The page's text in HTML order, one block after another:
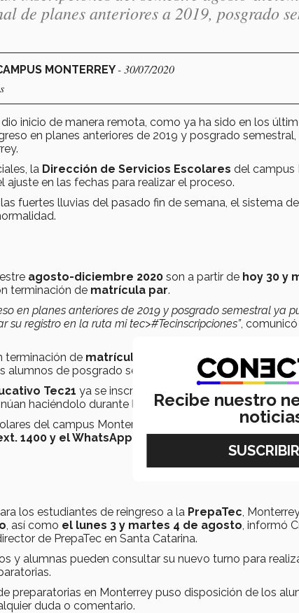
de planes anteriores a 2019, posgrado
MONTERREY- 30/07/2020
dio inicio de manera remota, como ya ha sido en los
en planes anteriores de 2019 y posgrado
la Dirección de Servicios Escolares del campus
en las fechas para realizar el proceso.
fuertes lluvias del pasado fin de semana, el sistema
agosto-diciembre 2020 son a partir de hoy 30 y
terminación de matrícula par.
en planes anteriores de 2019 y posgrado semestral ya
su registro en la ruta mi tec>#Tecinscripciones”,
terminación de matrícula impar , las inscripciones
alumnos de posgrado semestral iniciará mañana 31 de
Tec21 ya se inscriben desde mayo en ambos
haciéndolo durante la presente semana así como la
del campus Monterrey compartió para más
1400 y el WhatsApp 8116255123, en unhorario de
los estudiantes de reingreso a la PrepaTec ,
, así como el lunes 3 y martes 4 de agosto , informó
de PrepaTec en Santa Catarina.
y alumnas pueden consultar su nuevo turno para
preparatorias en Monterrey puso disposición de los
duda o comentario.
Recibe nuestro